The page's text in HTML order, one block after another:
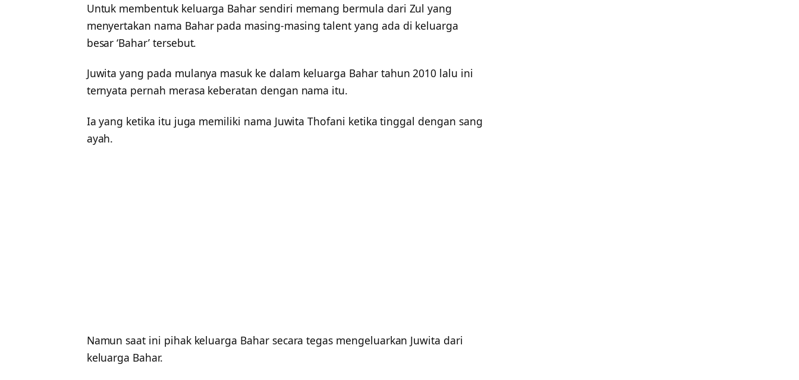
Untuk membentuk keluarga Bahar sendiri memang bermula dari Zul yang
menyertakan nama Bahar pada masing-masing talent yang ada di keluarga
besar ‘Bahar’ tersebut.
Juwita yang pada mulanya masuk ke dalam keluarga Bahar tahun 2010 lalu ini
ternyata pernah merasa keberatan dengan nama itu.
Ia yang ketika itu juga memiliki nama Juwita Thofani ketika tinggal dengan sang
ayah.
Namun saat ini pihak keluarga Bahar secara tegas mengeluarkan Juwita dari
keluarga Bahar.